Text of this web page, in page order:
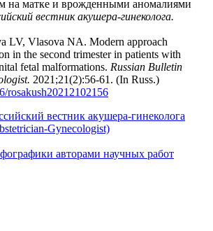
на матке и врожденными аномалиями
вестник акушера-гинеколога.
LV, Vlasova NA. Modern approach
in the second trimester in patients with
fetal malformations. Russian Bulletin
2021;21(2):56‑61. (In Russ.)
rosakush20212102156